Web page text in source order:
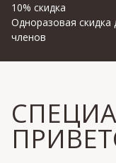
10% скидка
Одноразовая скидка
членов